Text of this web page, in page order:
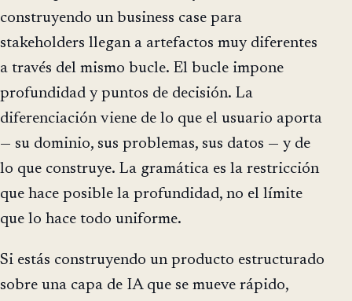
construyendo un business case para
stakeholders llegan a artefactos muy diferentes
a través del mismo bucle. El bucle impone
profundidad y puntos de decisión. La
diferenciación viene de lo que el usuario aporta
— su dominio, sus problemas, sus datos — y de
lo que construye. La gramática es la restricción
que hace posible la profundidad, no el límite
que lo hace todo uniforme.
Si estás construyendo un producto estructurado
sobre una capa de IA que se mueve rápido,